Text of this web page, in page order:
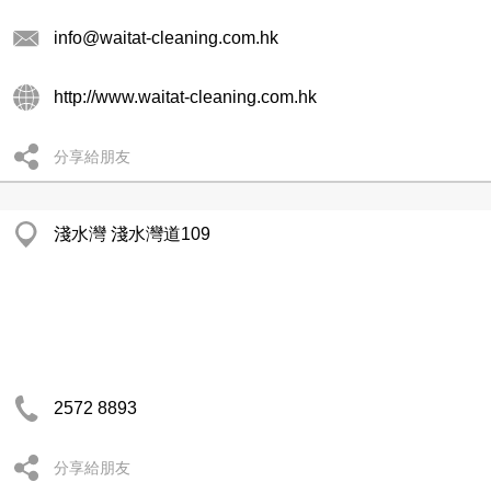
info@waitat-cleaning.com.hk
http://www.waitat-cleaning.com.hk
分享給朋友
淺水灣 淺水灣道109
2572 8893
分享給朋友